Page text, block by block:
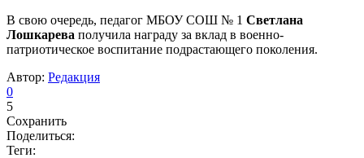
В свою очередь, педагог МБОУ СОШ № 1 Светлана
Лошкарева получила награду за вклад в военно-
патриотическое воспитание подрастающего поколения.
Автор: Редакция
0
5
Сохранить
Поделиться:
Теги: